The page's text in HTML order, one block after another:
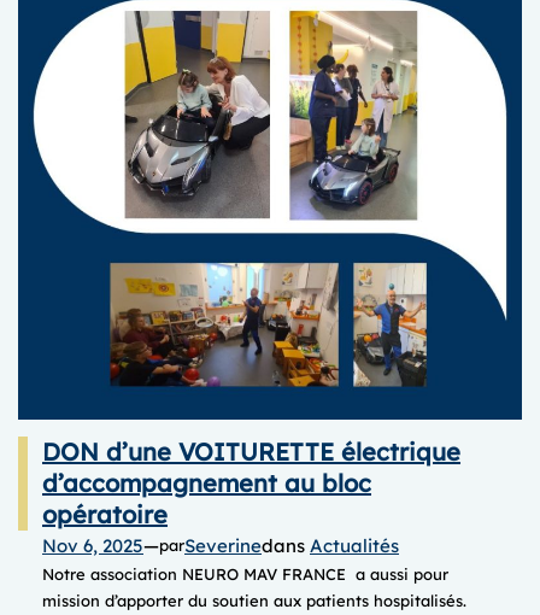
DON d’une VOITURETTE électrique
d’accompagnement au bloc
opératoire
Nov 6, 2025—parSeverinedans Actualités
Notre association NEURO MAV FRANCE a aussi pour
mission d’apporter du soutien aux patients hospitalisés.